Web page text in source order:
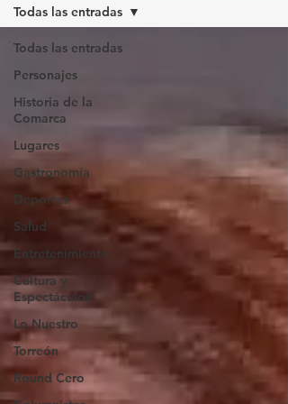
Todas las entradas
Personajes
Historia de la
Comarca
Lugares
Gastronomía
Deportes
Salud
Entretenimiento
Cultura y
Espectáculos
Lo Nuestro
Torreón
Round Cero
Todas las entradas